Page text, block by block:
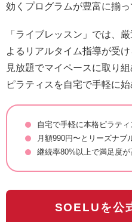
効くプログラムが豊富に揃っ
「ライブレッスン」では、
よるリアルタイム指導が受
見放題でマイペースに取り
ピラティスを自宅で手軽に
自宅で手軽に本格ピラテ
月額990円〜とリーズナブ
継続率80%以上で満足度が
SOELUを公